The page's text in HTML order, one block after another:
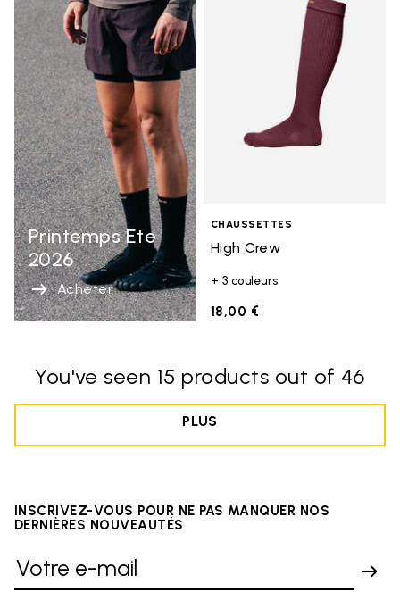
Printemps Ete
2026
Acheter
CHAUSSETTES
High Crew
+ 3 couleurs
18,00 €
You've seen 15 products out of 46
PLUS
INSCRIVEZ-VOUS POUR NE PAS MANQUER NOS
DERNIÈRES NOUVEAUTÉS